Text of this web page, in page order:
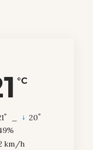
°C
° 20°
km/h